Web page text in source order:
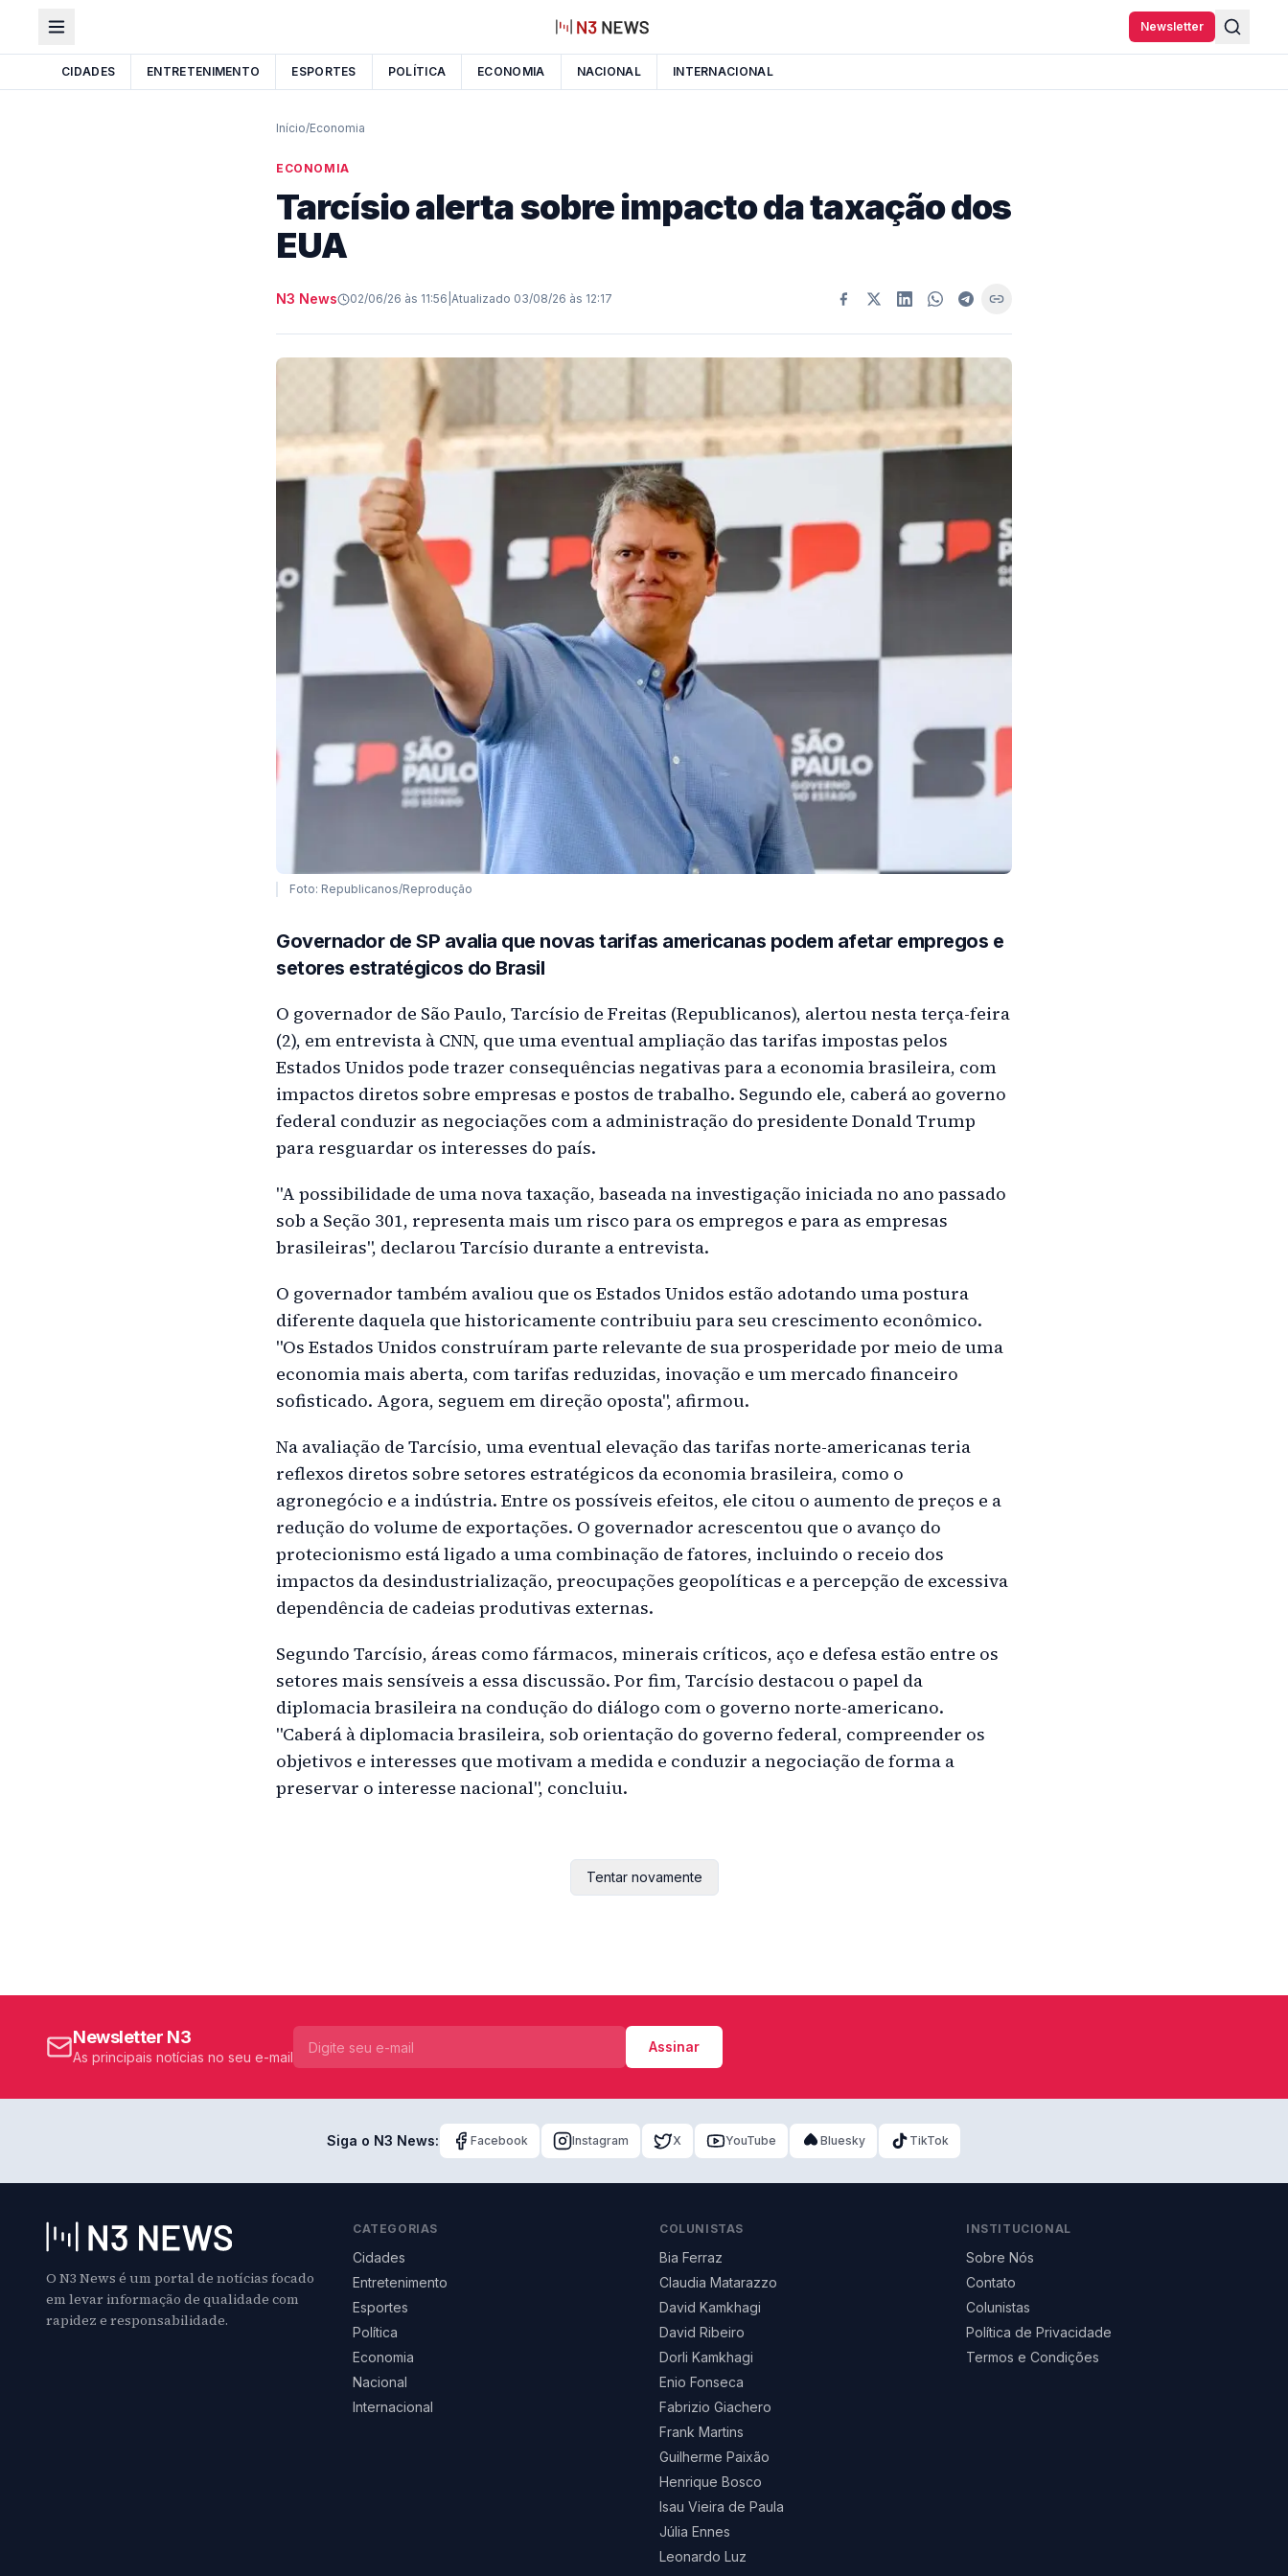
Newsletter
CIDADES ENTRETENIMENTO ESPORTES POLÍTICA ECONOMIA NACIONAL INTERNACIONAL
Início/Economia
ECONOMIA
Tarcísio alerta sobre impacto da taxação dos
EUA
N3 News 02/06/26 às 11:56 Atualizado 03/08/26 às 12:17
Foto: Republicanos/Reprodução
Governador de SP avalia que novas tarifas americanas podem afetar empregos e
setores estratégicos do Brasil
O governador de São Paulo, Tarcísio de Freitas (Republicanos), alertou nesta terça-feira
(2), em entrevista à CNN, que uma eventual ampliação das tarifas impostas pelos
Estados Unidos pode trazer consequências negativas para a economia brasileira, com
impactos diretos sobre empresas e postos de trabalho. Segundo ele, caberá ao governo
federal conduzir as negociações com a administração do presidente Donald Trump
para resguardar os interesses do país.
"A possibilidade de uma nova taxação, baseada na investigação iniciada no ano passado
sob a Seção 301, representa mais um risco para os empregos e para as empresas
brasileiras", declarou Tarcísio durante a entrevista.
O governador também avaliou que os Estados Unidos estão adotando uma postura
diferente daquela que historicamente contribuiu para seu crescimento econômico.
"Os Estados Unidos construíram parte relevante de sua prosperidade por meio de uma
economia mais aberta, com tarifas reduzidas, inovação e um mercado financeiro
sofisticado. Agora, seguem em direção oposta", afirmou.
Na avaliação de Tarcísio, uma eventual elevação das tarifas norte-americanas teria
reflexos diretos sobre setores estratégicos da economia brasileira, como o
agronegócio e a indústria. Entre os possíveis efeitos, ele citou o aumento de preços e a
redução do volume de exportações. O governador acrescentou que o avanço do
protecionismo está ligado a uma combinação de fatores, incluindo o receio dos
impactos da desindustrialização, preocupações geopolíticas e a percepção de excessiva
dependência de cadeias produtivas externas.
Segundo Tarcísio, áreas como fármacos, minerais críticos, aço e defesa estão entre os
setores mais sensíveis a essa discussão. Por fim, Tarcísio destacou o papel da
diplomacia brasileira na condução do diálogo com o governo norte-americano.
"Caberá à diplomacia brasileira, sob orientação do governo federal, compreender os
objetivos e interesses que motivam a medida e conduzir a negociação de forma a
preservar o interesse nacional", concluiu.
Tentar novamente
Newsletter N3
As principais notícias no seu e-mail
Assinar
Siga o N3 News: Facebook Instagram X YouTube Bluesky TikTok
O N3 News é um portal de notícias focado
em levar informação de qualidade com
rapidez e responsabilidade.
CATEGORIAS
Cidades
Entretenimento
Esportes
Política
Economia
Nacional
Internacional
COLUNISTAS
Bia Ferraz
Claudia Matarazzo
David Kamkhagi
David Ribeiro
Dorli Kamkhagi
Enio Fonseca
Fabrizio Giachero
Frank Martins
Guilherme Paixão
Henrique Bosco
Isau Vieira de Paula
Júlia Ennes
Leonardo Luz
INSTITUCIONAL
Sobre Nós
Contato
Colunistas
Política de Privacidade
Termos e Condições